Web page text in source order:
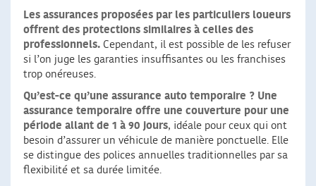
Les assurances proposées par les particuliers loueurs
offrent des protections similaires à celles des
professionnels. Cependant, il est possible de les refuser
si l’on juge les garanties insuffisantes ou les franchises
trop onéreuses.
Qu’est-ce qu’une assurance auto temporaire ? Une
assurance temporaire offre une couverture pour une
période allant de 1 à 90 jours, idéale pour ceux qui ont
besoin d’assurer un véhicule de manière ponctuelle. Elle
se distingue des polices annuelles traditionnelles par sa
flexibilité et sa durée limitée.